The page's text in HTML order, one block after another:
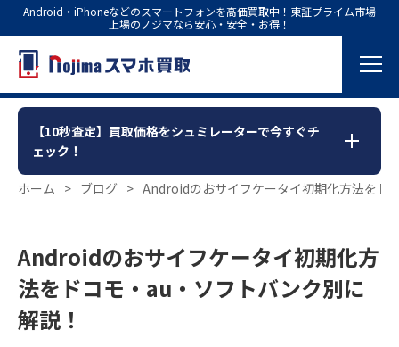
Android・iPhoneなどのスマートフォンを高価買取中！東証プライム市場
上場のノジマなら安心・安全・お得！
【10秒査定】買取価格をシュミレーターで今すぐチ
ェック！
ホーム > ブログ > Androidのおサイフケータイ初期化方法をド
Androidのおサイフケータイ初期化方
法をドコモ・au・ソフトバンク別に
解説！